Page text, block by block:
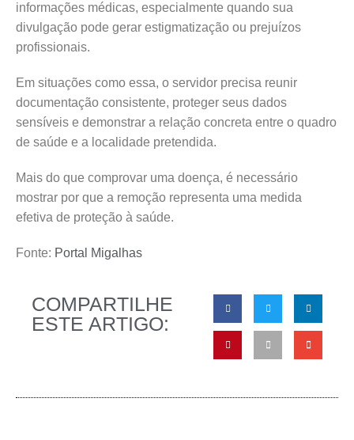
informações médicas, especialmente quando sua
divulgação pode gerar estigmatização ou prejuízos
profissionais.
Em situações como essa, o servidor precisa reunir
documentação consistente, proteger seus dados
sensíveis e demonstrar a relação concreta entre o quadro
de saúde e a localidade pretendida.
Mais do que comprovar uma doença, é necessário
mostrar por que a remoção representa uma medida
efetiva de proteção à saúde.
Fonte: Portal Migalhas
COMPARTILHE
ESTE ARTIGO: